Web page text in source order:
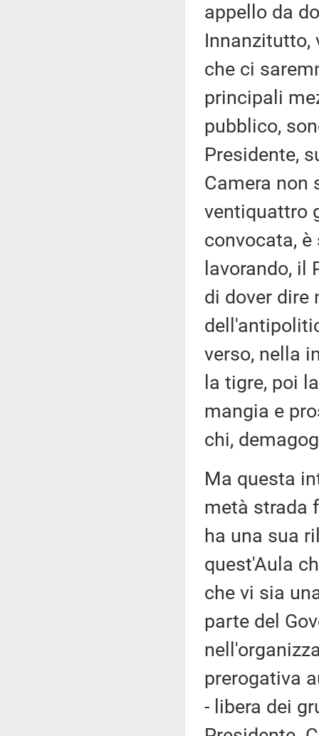
appello da
Innanzitutto,
che ci
principali
pubblico,
Presidente,
Camera non
ventiquattro
convocata,
lavorando, il
di dover dire
verso, nella
la tigre, poi
mangia e
chi,
Ma questa
metà strada
ha una sua
quest'Aula
che vi sia
parte del
prerogativa
- libera dei